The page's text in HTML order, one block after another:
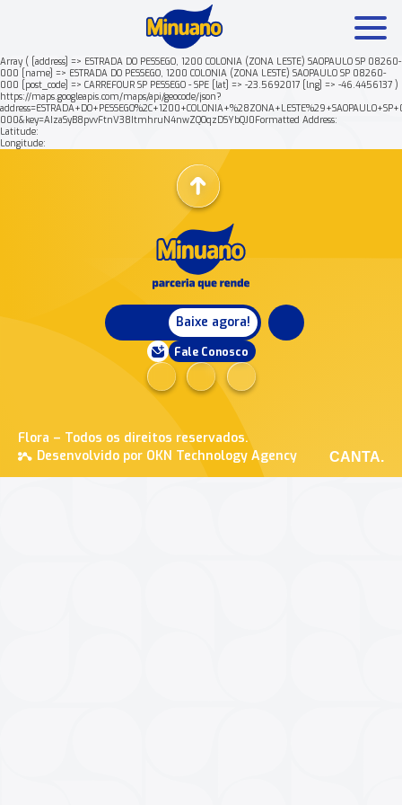
Array ( [address] => ESTRADA DO PESSEGO, 1200 COLONIA (ZONA LESTE) SAOPAULO SP 08260-
000 [name] => ESTRADA DO PESSEGO, 1200 COLONIA (ZONA LESTE) SAOPAULO SP 08260-
000 [post_code] => CARREFOUR SP PESSEGO - SPE [lat] => -23.5692017 [lng] => -46.4456137 )
https://maps.googleapis.com/maps/api/geocode/json?
000&key=AIzaSyB8pvvFtnV38ItmhruN4nwZQOqzDSYbQJ0Formatted Address:
Latitude:
Longitude:
Baixe agora!
Fale Conosco
Flora – Todos os direitos reservados.
Desenvolvido por OKN Technology Agency
CANTA.
Mais buscados: Produtos Minuano Rende +
Nossa história